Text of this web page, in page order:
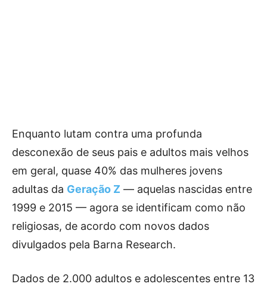
Enquanto lutam contra uma profunda
desconexão de seus pais e adultos mais velhos
em geral, quase 40% das mulheres jovens
adultas da Geração Z — aquelas nascidas entre
1999 e 2015 — agora se identificam como não
religiosas, de acordo com novos dados
divulgados pela Barna Research.
Dados de 2.000 adultos e adolescentes entre 13